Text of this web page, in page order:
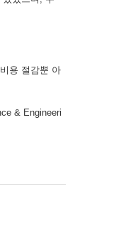
용 절감뿐 아
& Engineeri